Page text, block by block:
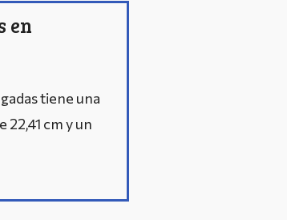
en
tiene una
22,41 cm y un